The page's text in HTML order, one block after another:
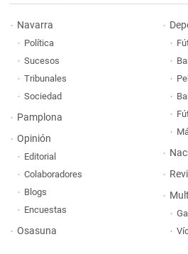
Navarra
Política
Sucesos
Tribunales
Sociedad
Pamplona
Opinión
Editorial
Colaboradores
Blogs
Encuestas
Osasuna